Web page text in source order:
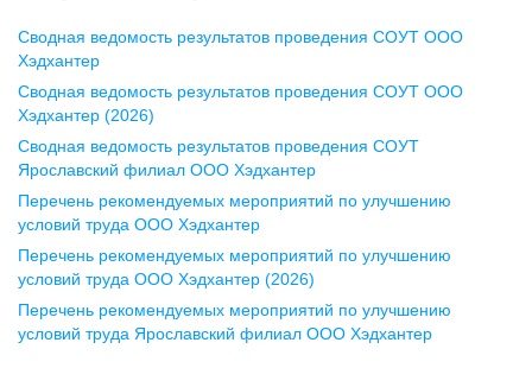
Воронеж
ул. Комиссаржевской, д. 10,
офис 1212
+7 473 280-05-05
pr@vrn.hh.ru
ул. Спартаковская, д. 2А, этаж 3,
помещение 15
+7 843 212-12-50
Сводная ведомость результатов проведения СОУТ ООО
Хэдхантер
Сводная ведомость результатов проведения СОУТ ООО
Хэдхантер (2026)
Сводная ведомость результатов проведения СОУТ
Ярославский филиал ООО Хэдхантер
Перечень рекомендуемых мероприятий по улучшению
условий труда ООО Хэдхантер
Перечень рекомендуемых мероприятий по улучшению
условий труда ООО Хэдхантер (2026)
Перечень рекомендуемых мероприятий по улучшению
условий труда Ярославский филиал ООО Хэдхантер